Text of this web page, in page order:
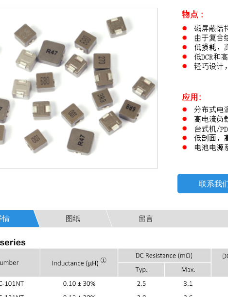
联系我
情 图纸 留言